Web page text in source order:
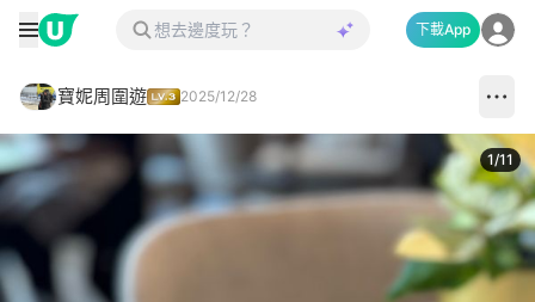
下載App
寶妮周圍遊 2025/12/28
1/11